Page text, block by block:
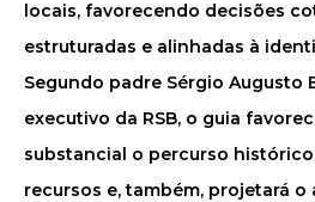
locais, favorecendo decisões
estruturadas e alinhadas à
Segundo padre Sérgio Augusto
executivo da RSB, o guia
substancial o percurso
recursos e, também, projetará